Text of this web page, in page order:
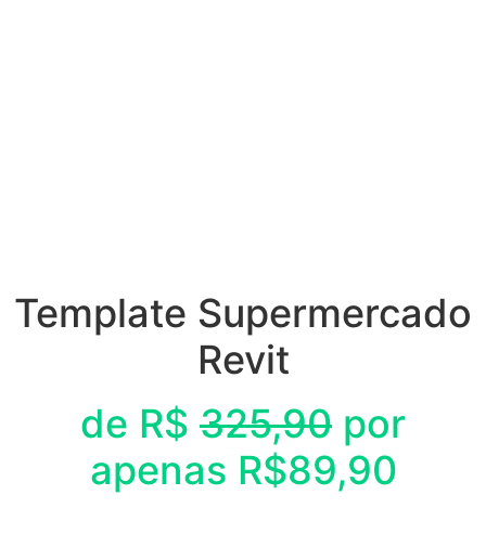
Template Supermercado
Revit
de R$ 325,90 por
apenas R$89,90